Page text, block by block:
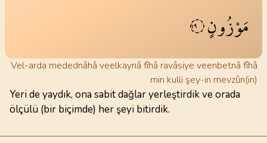
مَوْزُونٍ ١٩
Vel-arda medednâhâ veelkaynâ fîhâ ravâsiye veenbetnâ fîhâ
min kulli şey-in mevzûn(in)
Yeri de yaydık, ona sabit dağlar yerleştirdik ve orada
ölçülü (bir biçimde) her şeyi bitirdik.